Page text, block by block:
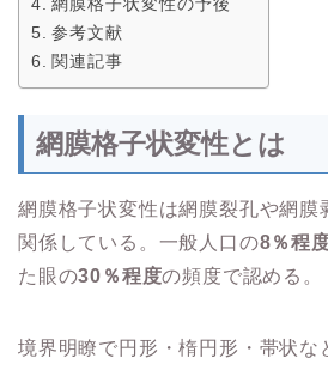
参考文献
関連記事
網膜格子状変性とは
網膜格子状変性は網膜裂孔や網膜
関係している。一般人口の8％程
た眼の30％程度の頻度で認める。
境界明瞭で円形・楕円形・帯状な